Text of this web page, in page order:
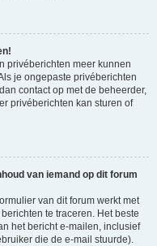
privéberichten meer kunnen
je ongepaste privéberichten
contact op met de beheerder,
privéberichten kan sturen of
van iemand op dit forum
van dit forum werkt met
te traceren. Het beste
het bericht e-mailen, inclusief
die de e-mail stuurde).